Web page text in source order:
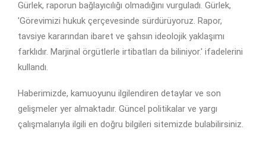
Gürlek, raporun bağlayıcılığı olmadığını vurguladı. Gürlek,
'Görevimizi hukuk çerçevesinde sürdürüyoruz. Rapor,
tavsiye kararından ibaret ve şahsın ideolojik yaklaşımı
farklıdır. Marjinal örgütlerle irtibatları da biliniyor.' ifadelerini
kullandı.
Haberimizde, kamuoyunu ilgilendiren detaylar ve son
gelişmeler yer almaktadır. Güncel politikalar ve yargı
çalışmalarıyla ilgili en doğru bilgileri sitemizde bulabilirsiniz.